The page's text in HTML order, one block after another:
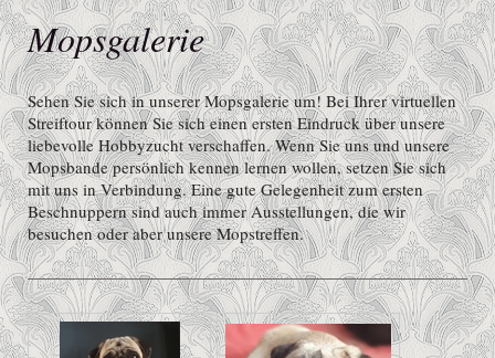
Mopsgalerie
Sehen Sie sich in unserer Mopsgalerie um! Bei Ihrer virtuellen
Streiftour können Sie sich einen ersten Eindruck über unsere
liebevolle Hobbyzucht verschaffen. Wenn Sie uns und unsere
Mopsbande persönlich kennen lernen wollen, setzen Sie sich
mit uns in Verbindung. Eine gute Gelegenheit zum ersten
Beschnuppern sind auch immer Ausstellungen, die wir
besuchen oder aber unsere Mopstreffen.